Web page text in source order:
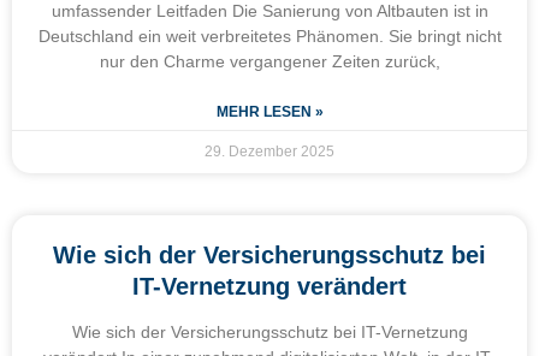
umfassender Leitfaden Die Sanierung von Altbauten ist in
Deutschland ein weit verbreitetes Phänomen. Sie bringt nicht
nur den Charme vergangener Zeiten zurück,
MEHR LESEN »
29. Dezember 2025
Wie sich der Versicherungsschutz bei
IT-Vernetzung verändert
Wie sich der Versicherungsschutz bei IT-Vernetzung